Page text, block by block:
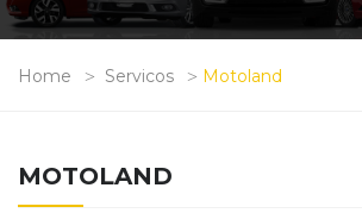
Home Servicos Motoland
MOTOLAND